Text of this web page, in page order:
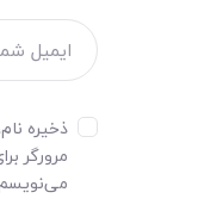
ذخیره
مرورگر